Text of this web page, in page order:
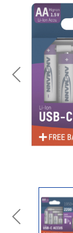
Previous
Previous